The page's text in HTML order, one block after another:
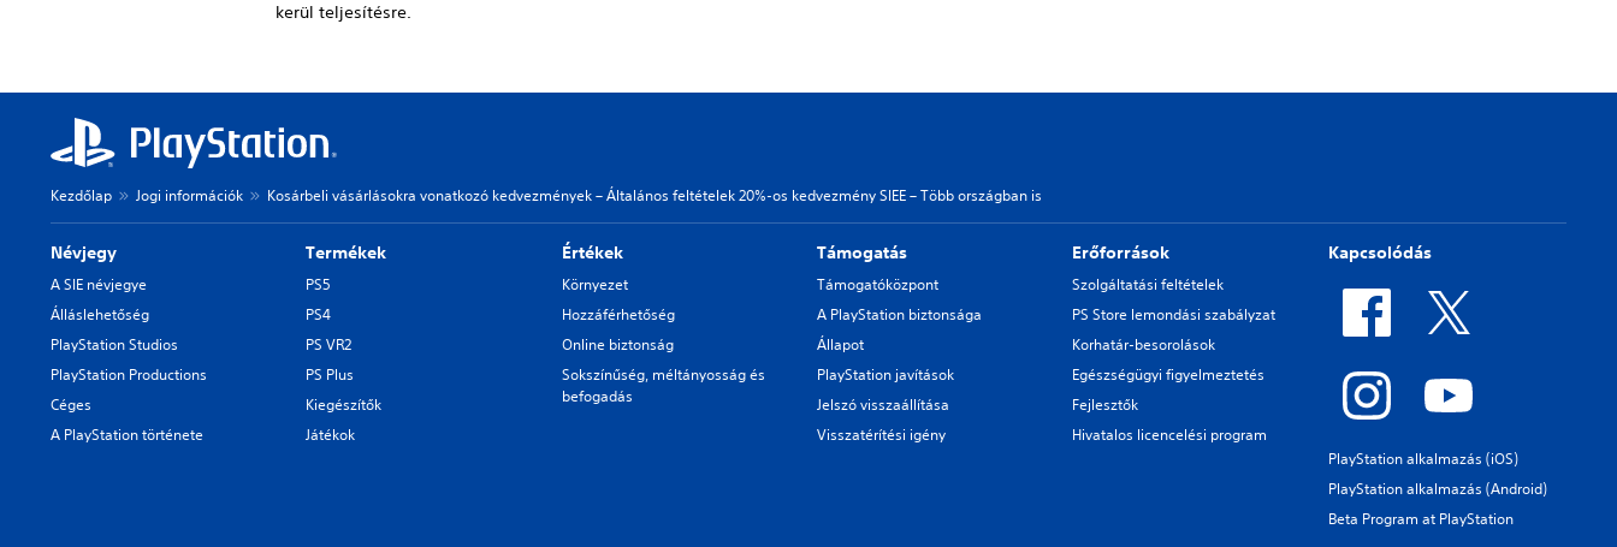
kerül teljesítésre.
Kezdőlap Jogi információk Kosárbeli vásárlásokra vonatkozó kedvezmények – Általános feltételek 20%-os kedvezmény SIEE – Több országban is
Névjegy
A SIE névjegye
Álláslehetőség
PlayStation Studios
PlayStation Productions
Céges
A PlayStation története
Termékek
PS5
PS4
PS VR2
PS Plus
Kiegészítők
Játékok
Értékek
Környezet
Hozzáférhetőség
Online biztonság
Sokszínűség, méltányosság és
befogadás
Támogatás
Támogatóközpont
A PlayStation biztonsága
Állapot
PlayStation javítások
Jelszó visszaállítása
Visszatérítési igény
Erőforrások
Szolgáltatási feltételek
PS Store lemondási szabályzat
Korhatár-besorolások
Egészségügyi figyelmeztetés
Fejlesztők
Hivatalos licencelési program
Kapcsolódás
PlayStation alkalmazás (iOS)
PlayStation alkalmazás (Android)
Beta Program at PlayStation